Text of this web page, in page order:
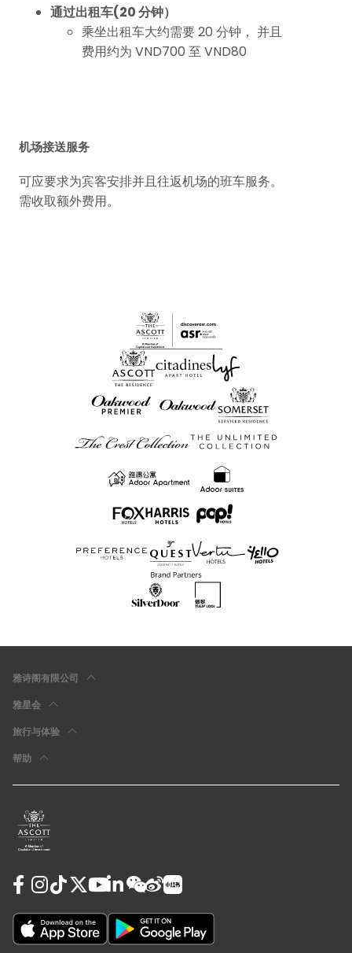
通过出租车(20 分钟）
乘坐出租车大约需要 20 分钟， 并且
费用约为 VND700 至 VND80
机场接送服务
可应要求为宾客安排并且往返机场的班车服务。
需收取额外费用。
雅诗阁有限公司
雅星会
旅行与体验
帮助